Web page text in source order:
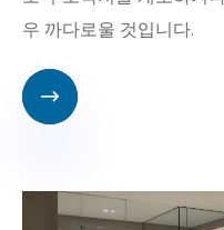
우 까다로울 것입니다.
